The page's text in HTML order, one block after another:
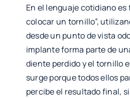
En el lenguaje cotidiano
colocar un tornillo”,
desde un punto de vista
implante forma parte de
diente perdido y el tornillo
surge porque todos ellos
percibe el resultado final,